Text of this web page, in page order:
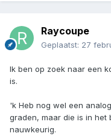
Raycoupe
Geplaatst: 27
Ik ben op zoek naar een
is.
'k Heb nog wel een
graden, maar die is in
nauwkeurig.